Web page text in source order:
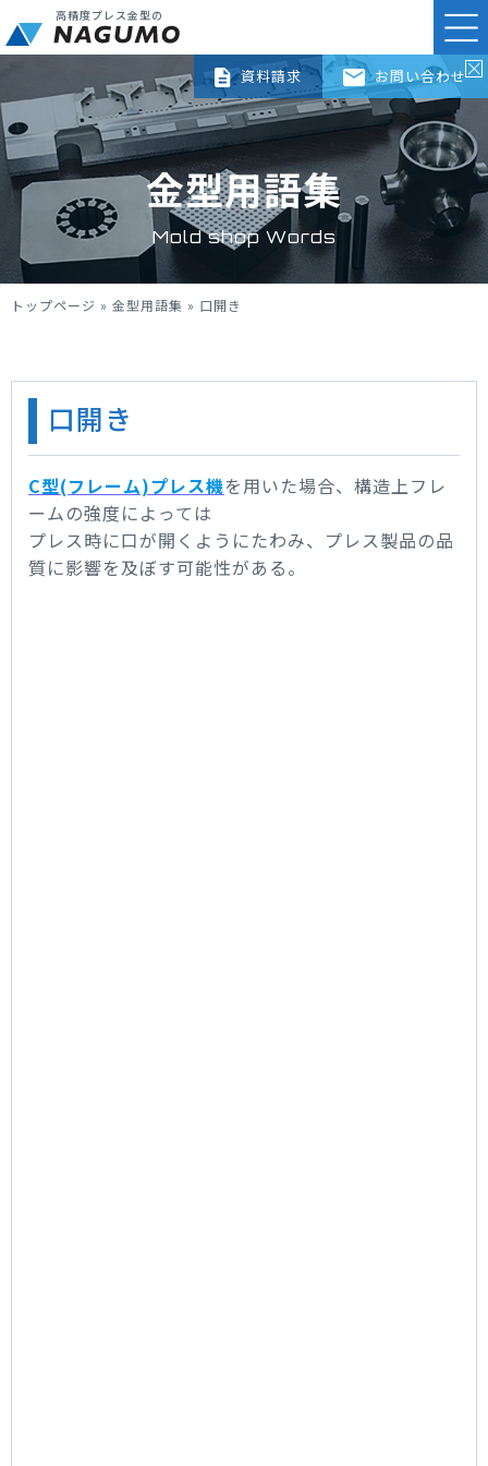
高精度プレス金型の
資料請求 お問い合わせ
金型用語集
Mold shop Words
トップページ » 金型用語集 » 口開き
口開き
C型(フレーム)プレス機を用いた場合、構造上フレ
ームの強度によっては
プレス時に口が開くようにたわみ、プレス製品の品
質に影響を及ぼす可能性がある。